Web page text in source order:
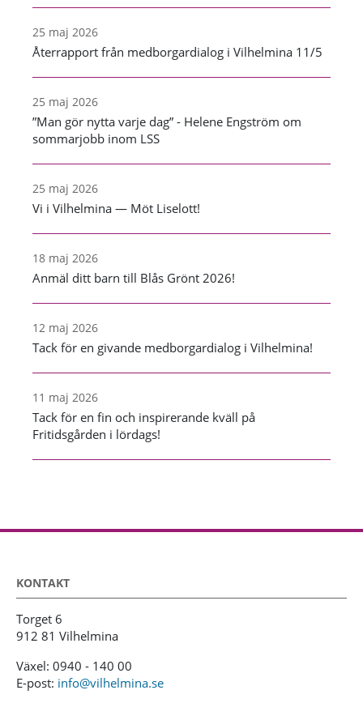
25 maj 2026
Återrapport från medborgardialog i Vilhelmina 11/5
25 maj 2026
”Man gör nytta varje dag” - Helene Engström om
sommarjobb inom LSS
25 maj 2026
Vi i Vilhelmina — Möt Liselott!
18 maj 2026
Anmäl ditt barn till Blås Grönt 2026!
12 maj 2026
Tack för en givande medborgardialog i Vilhelmina!
11 maj 2026
Tack för en fin och inspirerande kväll på
Fritidsgården i lördags!
KONTAKT
Torget 6
912 81 Vilhelmina
Växel: 0940 - 140 00
E-post: info@vilhelmina.se